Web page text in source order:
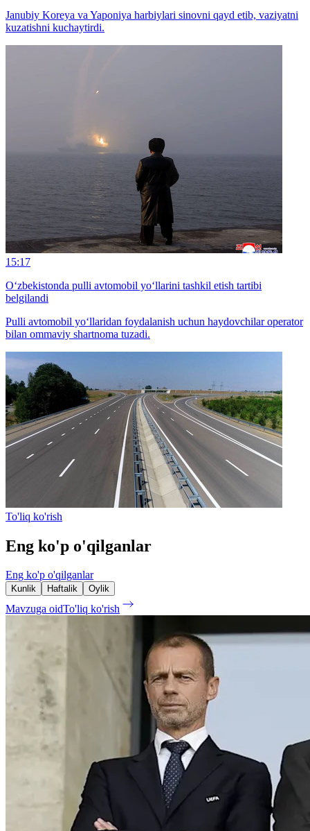
Janubiy Koreya va Yaponiya harbiylari sinovni qayd etib, vaziyatni
kuzatishni kuchaytirdi.
15:17
O‘zbekistonda pulli avtomobil yo‘llarini tashkil etish tartibi
belgilandi
Pulli avtomobil yo‘llaridan foydalanish uchun haydovchilar operator
bilan ommaviy shartnoma tuzadi.
To'liq ko'rish
Eng ko'p o'qilganlar
Eng ko'p o'qilganlar
Kunlik Haftalik Oylik
Mavzuga oidTo'liq ko'rish